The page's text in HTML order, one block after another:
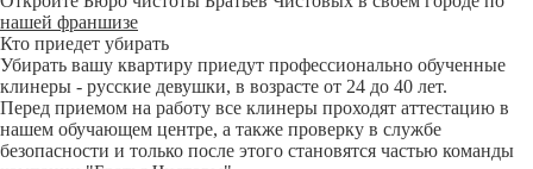
нашей франшизе
Кто приедет убирать
Убирать вашу квартиру приедут профессионально обученные
клинеры - русские девушки, в возрасте от 24 до 40 лет.
Перед приемом на работу все клинеры проходят аттестацию в
нашем обучающем центре, а также проверку в службе
безопасности и только после этого становятся частью команды